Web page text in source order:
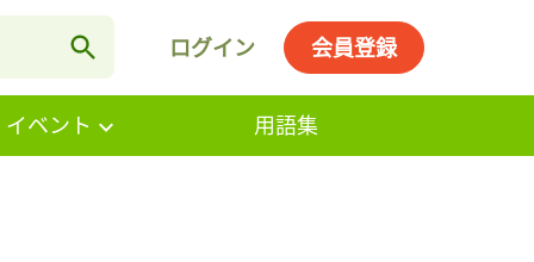
ログイン 会員登録
ベント 用語集